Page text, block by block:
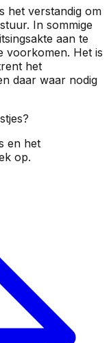
het verstandig om
In sommige
aan te
voorkomen. Het is
het
daar waar nodig
en het
op.